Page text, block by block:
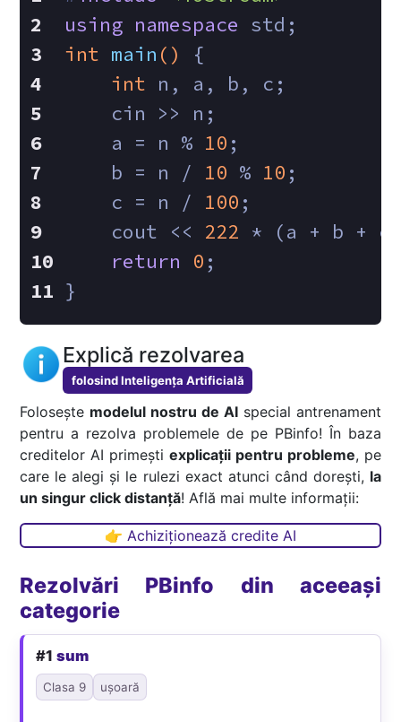
using namespace std;
int main ()
{
int n, a, b, c;
    cin >> n;
    a = n %
10 ;
    b = n /
10 % 10 ;
    c = n /
100 ;
    cout <<
222 * (a + b +
return
0 ;
}
Explică rezolvarea
folosind Inteligența Artificială
Folosește modelul nostru de AIspecial antrenament
pentru a rezolva problemele de pe PBinfo! În baza
creditelor AI primești explicații pentru probleme, pe
care le alegi și le rulezi exact atunci când dorești, la
un singur click distanță! Află mai multe informații:
👉 Achiziționează credite AI
Rezolvări PBinfo din aceeași
categorie
#1sum
Clasa 9 ușoară